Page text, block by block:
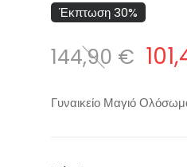
Έκπτωση 30%
144,90 €
Γυναικείο Μαγιό